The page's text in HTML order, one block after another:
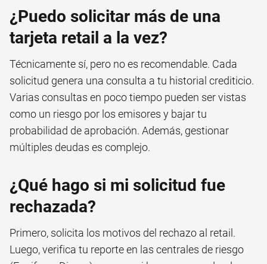
¿Puedo solicitar más de una
tarjeta retail a la vez?
Técnicamente sí, pero no es recomendable. Cada
solicitud genera una consulta a tu historial crediticio.
Varias consultas en poco tiempo pueden ser vistas
como un riesgo por los emisores y bajar tu
probabilidad de aprobación. Además, gestionar
múltiples deudas es complejo.
¿Qué hago si mi solicitud fue
rechazada?
Primero, solicita los motivos del rechazo al retail.
Luego, verifica tu reporte en las centrales de riesgo